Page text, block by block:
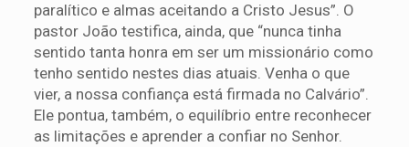
paralítico e almas aceitando a Cristo Jesus”. O
pastor João testifica, ainda, que “nunca tinha
sentido tanta honra em ser um missionário como
tenho sentido nestes dias atuais. Venha o que
vier, a nossa confiança está firmada no Calvário”.
Ele pontua, também, o equilíbrio entre reconhecer
as limitações e aprender a confiar no Senhor.